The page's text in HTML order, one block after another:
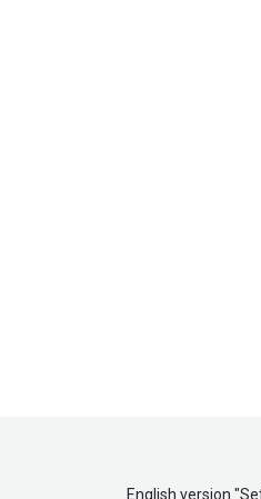
English version "